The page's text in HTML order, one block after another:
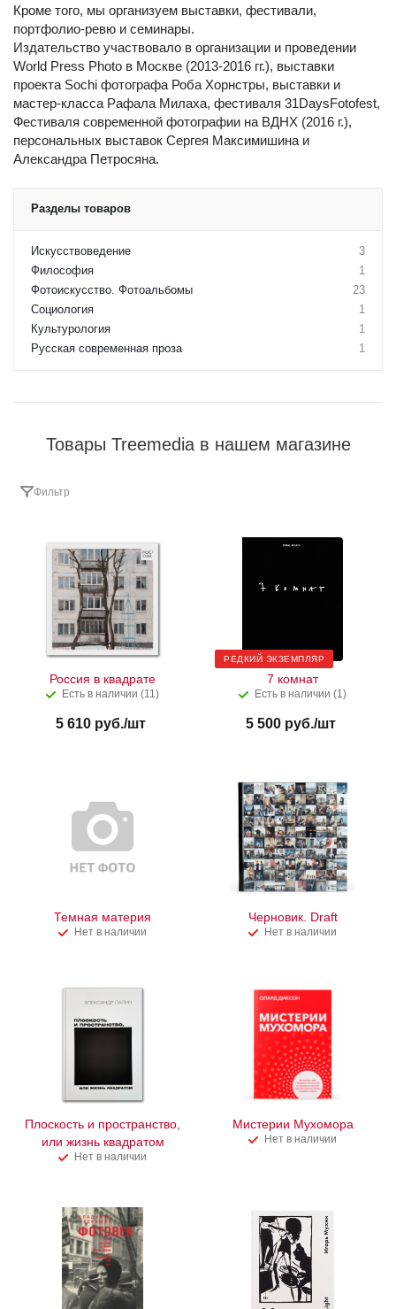
Кроме того, мы организуем выставки, фестивали,
портфолио-ревю и семинары.
Издательство участвовало в организации и проведении
World Press Photo в Москве (2013-2016 гг.), выставки
проекта Sochi фотографа Роба Хорнстры, выставки и
мастер-класса Рафала Милаха, фестиваля 31DaysFotofest,
Фестиваля современной фотографии на ВДНХ (2016 г.),
персональных выставок Сергея Максимишина и
Александра Петросяна.
Разделы товаров
Искусствоведение
3
Философия
1
Фотоискусство. Фотоальбомы
23
Социология
1
Культурология
1
Русская современная проза
1
Товары Treemedia в нашем магазине
Фильтр
Россия в квадрате
Есть в наличии (11)
5 610 руб./шт
РЕДКИЙ ЭКЗЕМПЛЯР
7 комнат
Есть в наличии (1)
5 500 руб./шт
Темная материя
Нет в наличии
Черновик. Draft
Нет в наличии
Плоскость и пространство,
или жизнь квадратом
Нет в наличии
Мистерии Мухомора
Нет в наличии